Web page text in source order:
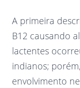
A primeira
B12 causando
lactentes
indianos;
envolvimento